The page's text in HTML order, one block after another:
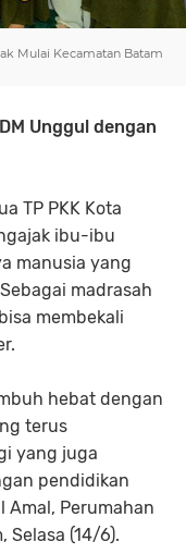
Mulai Kecamatan Batam
Unggul dengan
TP PKK Kota
ibu-ibu
manusia yang
madrasah
membekali
hebat dengan
terus
yang juga
pendidikan
Amal, Perumahan
Selasa (14/6).